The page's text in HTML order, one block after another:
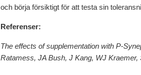
och börja försiktigt för att testa sin
Referenser:
The effects of supplementation with P-
Ratamess, JA Bush, J Kang, WJ